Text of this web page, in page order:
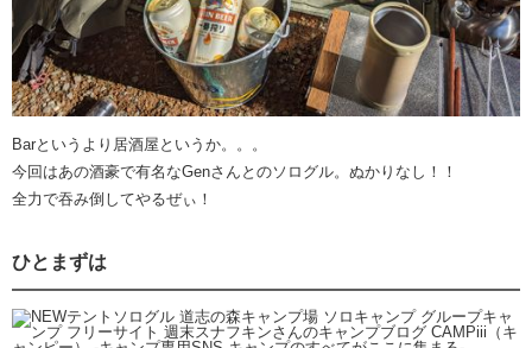
Barというより居酒屋というか。。。
今回はあの酒豪で有名なGenさんとのソログル。ぬかりなし！！
全力で吞み倒してやるぜぃ！
ひとまずは